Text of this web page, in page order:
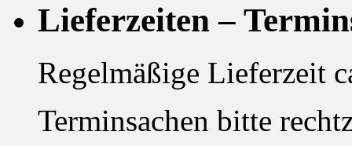
Lieferzeiten –
Regelmäßige Lieferzeit
Terminsachen bitte